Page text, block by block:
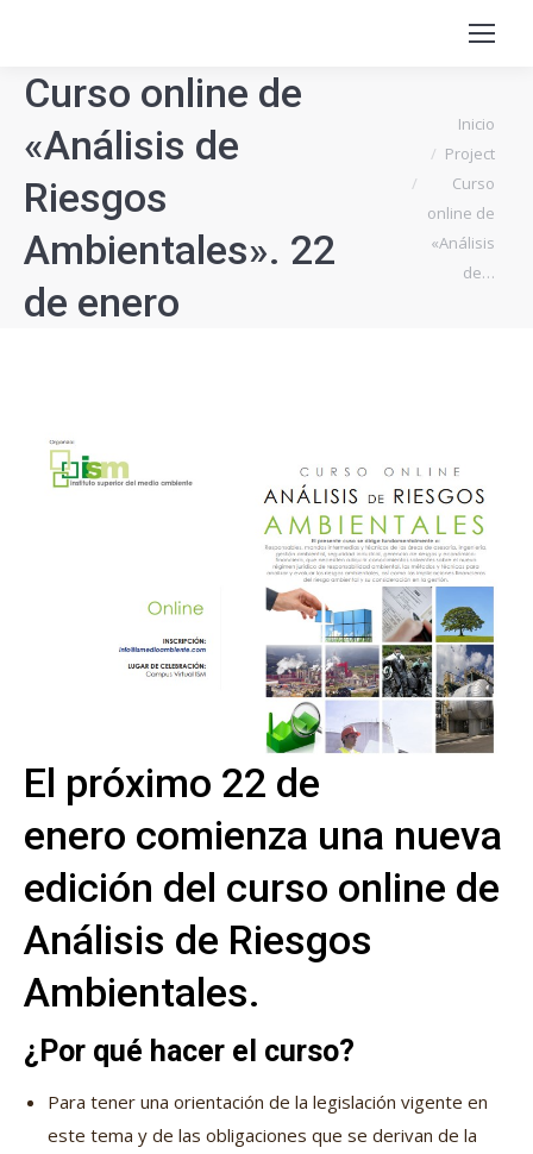
Curso online de
«Análisis de
Riesgos
Ambientales». 22
de enero
Estás aquí:Inicio
Project
Curso
online de
«Análisis
de…
El próximo 22 de
enero comienza una nueva
edición del curso online de
Análisis de Riesgos
Ambientales.
¿Por qué hacer el curso?
Para tener una orientación de la legislación vigente en
este tema y de las obligaciones que se derivan de la